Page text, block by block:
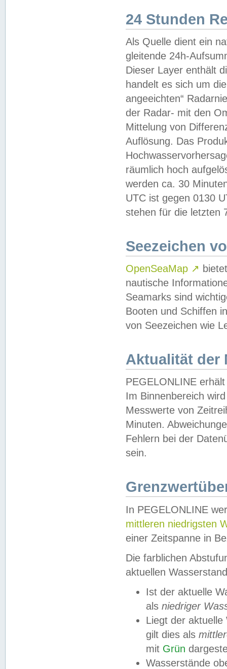
24 Stunden
Als Quelle dient ein
gleitende 24h-
Dieser Layer enthält
handelt es sich um
angeeichten“
der Radar- mit den
Mittelung von
Auflösung. Das
räumlich hoch
werden ca. 30
UTC ist gegen 0130
stehen für die letzten
Seezeichen
OpenSeaMap ↗
nautische
Seamarks sind
Booten und Schiffen
von Seezeichen wie
Aktualität der
PEGELONLINE
Im Binnenbereich
Messwerte von
Minuten.
Fehlern bei der
sein.
In PEGELONLINE
mittleren niedrigsten
einer Zeitspanne in
Die farblichen
aktuellen
Ist der aktuelle
als niedriger
Liegt der
gilt dies als
mit Grün
Wasserstände